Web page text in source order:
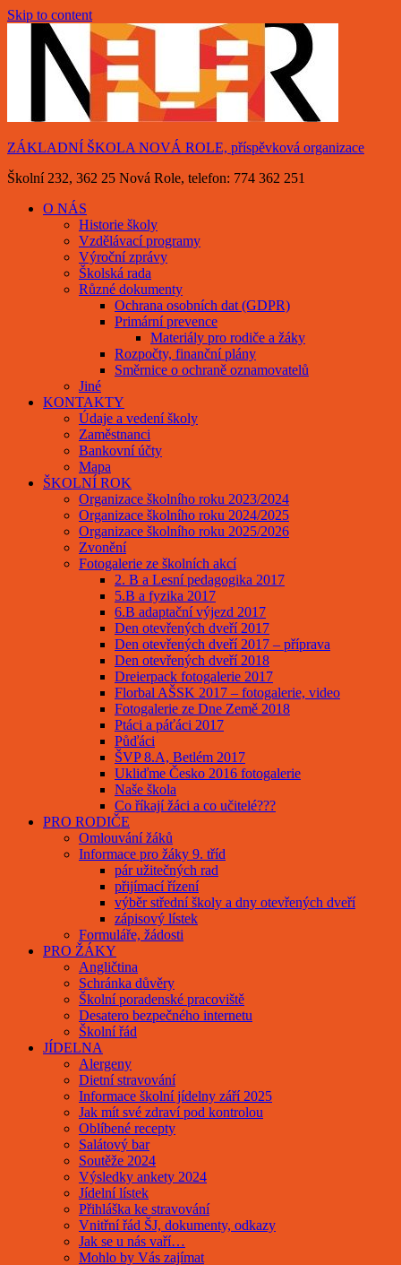
Skip to content
ZÁKLADNÍ ŠKOLA NOVÁ ROLE, příspěvková organizace
Školní 232, 362 25 Nová Role, telefon: 774 362 251
O NÁS
Historie školy
Vzdělávací programy
Výroční zprávy
Školská rada
Různé dokumenty
Ochrana osobních dat (GDPR)
Primární prevence
Materiály pro rodiče a žáky
Rozpočty, finanční plány
Směrnice o ochraně oznamovatelů
Jiné
KONTAKTY
Údaje a vedení školy
Zaměstnanci
Bankovní účty
Mapa
ŠKOLNÍ ROK
Organizace školního roku 2023/2024
Organizace školního roku 2024/2025
Organizace školního roku 2025/2026
Zvonění
Fotogalerie ze školních akcí
2. B a Lesní pedagogika 2017
5.B a fyzika 2017
6.B adaptační výjezd 2017
Den otevřených dveří 2017
Den otevřených dveří 2017 – příprava
Den otevřených dveří 2018
Dreierpack fotogalerie 2017
Florbal AŠSK 2017 – fotogalerie, video
Fotogalerie ze Dne Země 2018
Ptáci a páťáci 2017
Půďáci
ŠVP 8.A, Betlém 2017
Ukliďme Česko 2016 fotogalerie
Naše škola
Co říkají žáci a co učitelé???
PRO RODIČE
Omlouvání žáků
Informace pro žáky 9. tříd
pár užitečných rad
přijímací řízení
výběr střední školy a dny otevřených dveří
zápisový lístek
Formuláře, žádosti
PRO ŽÁKY
Angličtina
Schránka důvěry
Školní poradenské pracoviště
Desatero bezpečného internetu
Školní řád
JÍDELNA
Alergeny
Dietní stravování
Informace školní jídelny září 2025
Jak mít své zdraví pod kontrolou
Oblíbené recepty
Salátový bar
Soutěže 2024
Výsledky ankety 2024
Jídelní lístek
Přihláška ke stravování
Vnitřní řád ŠJ, dokumenty, odkazy
Jak se u nás vaří…
Mohlo by Vás zajímat